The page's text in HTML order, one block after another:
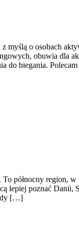
myślą o osobach
obuwia dla
do biegania.
północny
lepiej poznać
[…]